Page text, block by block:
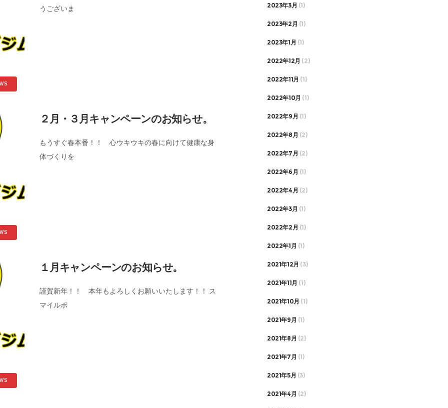
うございま
２月・３月キャンペーンのお知らせ。
もうすぐ春本番！！ 心ウキウキの春に向けて健康な身
体づくりを
１月キャンペーンのお知らせ。
謹賀新年！！ 本年もよろしくお願いいたします！！ ス
マイルボ
2023年3月 (1)
2023年2月 (1)
2023年1月 (1)
2022年12月 (2)
2022年11月 (1)
2022年10月 (1)
2022年9月 (1)
2022年8月 (2)
2022年7月 (2)
2022年6月 (1)
2022年4月 (2)
2022年3月 (1)
2022年2月 (1)
2022年1月 (1)
2021年12月 (3)
2021年11月 (1)
2021年10月 (1)
2021年9月 (1)
2021年8月 (2)
2021年7月 (1)
2021年5月 (3)
2021年4月 (2)